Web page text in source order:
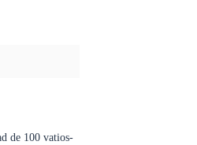
de 100 vatios-